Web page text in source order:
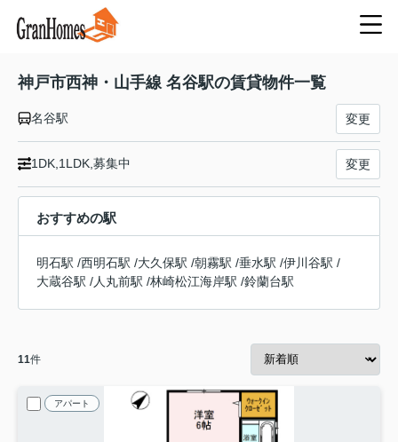
神戸市西神・山手線 名谷駅の賃貸物件一覧
名谷駅 変更
1DK,1LDK,募集中 変更
おすすめの駅
明石駅 /西明石駅 /大久保駅 /朝霧駅 /垂水駅 /伊川谷駅 /
大蔵谷駅 /人丸前駅 /林崎松江海岸駅 /鈴蘭台駅
11件
アパート